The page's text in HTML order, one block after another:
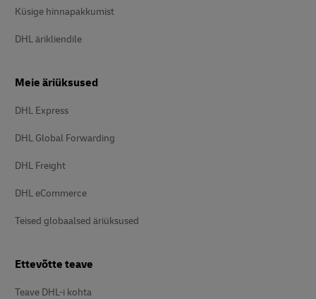
Küsige hinnapakkumist
DHL ärikliendile
Meie äriüksused
DHL Express
DHL Global Forwarding
DHL Freight
DHL eCommerce
Teised globaalsed äriüksused
Ettevõtte teave
Teave DHL-i kohta